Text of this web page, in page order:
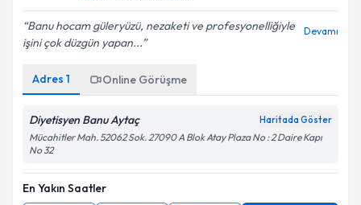
Banu hocam güleryüzü, nezaketi ve profesyonelliğiyle
işini çok düzgün yapan...
Devamı
Adres 1 Online Görüşme
Diyetisyen Banu Aytaç Haritada Göster
Mücahitler Mah. 52062 Sok. 27090 A Blok Atay Plaza No : 2 Daire Kapı
No 32
En Yakın Saatler